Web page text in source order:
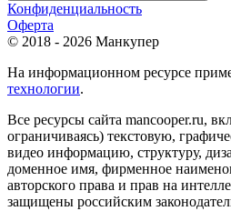
Конфиденциальность
Оферта
© 2018 - 2026 Манкупер
На информационном ресурсе
технологии.
Все ресурсы сайта mancooper.ru,
ограничиваясь) текстовую,
видео информацию, структуру,
доменное имя, фирменное
авторского права и прав на
защищены российским